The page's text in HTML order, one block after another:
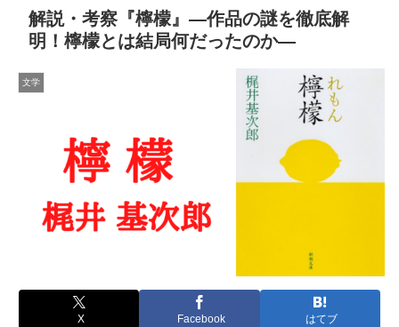
解説・考察『檸檬』―作品の謎を徹底解
明！檸檬とは結局何だったのか―
文学
X Facebook はてブ